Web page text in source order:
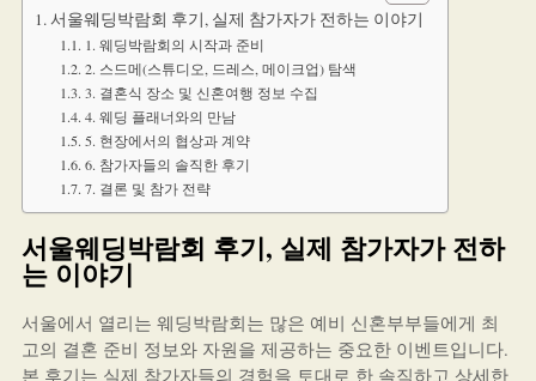
서울웨딩박람회 후기, 실제 참가자가 전하는 이야기
1. 웨딩박람회의 시작과 준비
2. 스드메(스튜디오, 드레스, 메이크업) 탐색
3. 결혼식 장소 및 신혼여행 정보 수집
4. 웨딩 플래너와의 만남
5. 현장에서의 협상과 계약
6. 참가자들의 솔직한 후기
7. 결론 및 참가 전략
서울웨딩박람회 후기, 실제 참가자가 전하
는 이야기
서울에서 열리는 웨딩박람회는 많은 예비 신혼부부들에게 최
고의 결혼 준비 정보와 자원을 제공하는 중요한 이벤트입니다.
본 후기는 실제 참가자들의 경험을 토대로 한 솔직하고 상세한